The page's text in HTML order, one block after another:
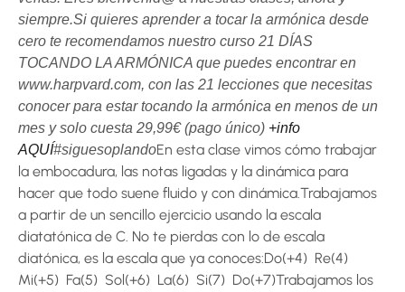
siempre.Si quieres aprender a tocar la armónica desde
cero te recomendamos nuestro curso 21 DÍAS
TOCANDO LA ARMÓNICA que puedes encontrar en
www.harpvard.com, con las 21 lecciones que necesitas
conocer para estar tocando la armónica en menos de un
mes y solo cuesta 29,99€ (pago único) +info
AQUÍ#siguesoplandoEn esta clase vimos cómo trabajar
la embocadura, las notas ligadas y la dinámica para
hacer que todo suene fluido y con dinámica.Trabajamos
a partir de un sencillo ejercicio usando la escala
diatatónica de C. No te pierdas con lo de escala
diatónica, es la escala que ya conoces:Do(+4) Re(4)
Mi(+5) Fa(5) Sol(+6) La(6) Si(7) Do(+7)Trabajamos los